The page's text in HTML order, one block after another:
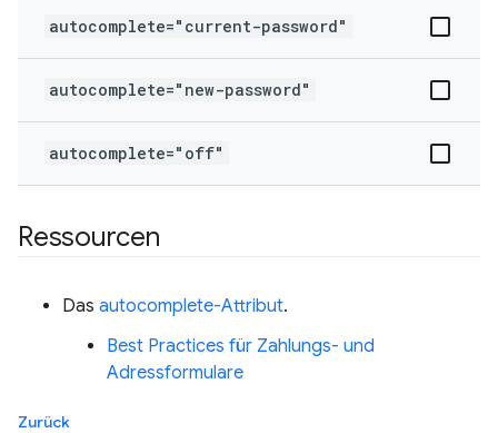
autocomplete="current-password"
autocomplete="new-password"
autocomplete="off"
Ressourcen
Das autocomplete-Attribut.
Best Practices für Zahlungs- und
Adressformulare
Zurück